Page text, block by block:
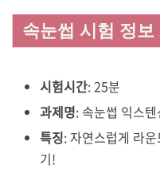
속눈썹 시험 정보
시험시간: 25분
과제명: 속눈썹 익스
특징: 자연스럽게 라
기!